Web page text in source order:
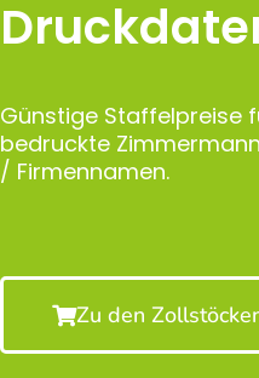
Günstige Staffelpreise
bedruckte
/ Firmennamen.
Zu den